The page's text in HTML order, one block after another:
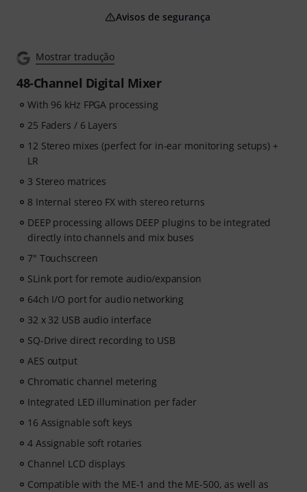
Mostrar tradução
48-Channel Digital Mixer
With 96 kHz FPGA processing
25 Faders / 6 Layers
12 Stereo mixes (perfect for in-ear monitoring setups) +
LR
3 Stereo matrices
8 Internal stereo FX with stereo returns
DEEP processing allows DEEP plugins to be integrated
directly into channels and mix buses
7" Touchscreen
SLink port for remote audio/expansion
64ch I/O port for audio networking
32 x 32 USB audio interface
SQ-Drive direct recording to USB
AES output
Chromatic channel metering
Integrated LED illumination per fader
16 Assignable soft keys
4 Assignable soft rotaries
Channel LCD displays
Compatible with the ME-1 and the ME-500, as well as
Avisos de segurança